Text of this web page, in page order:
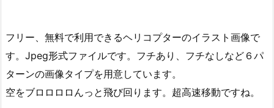
フリー、無料で利用できるヘリコプターのイラスト画像で
す。Jpeg形式ファイルです。フチあり、フチなしなど６パ
ターンの画像タイプを用意しています。
空をブロロロロんっと飛び回ります。超高速移動ですね。